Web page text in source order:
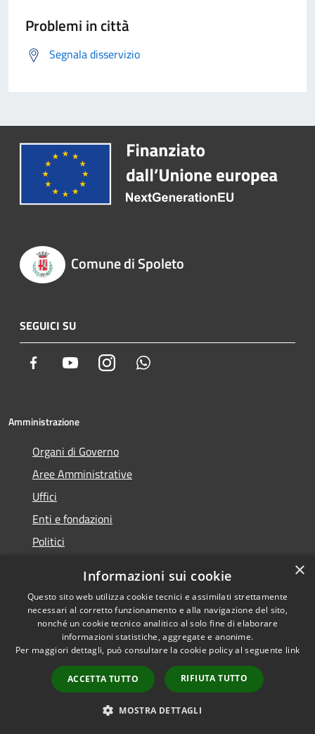
Problemi in città
Segnala disservizio
Comune di Spoleto
SEGUICI SU
Facebook YoutubeInstagram
Amministrazione
Organi di Governo
Aree Amministrative
Uffici
Enti e fondazioni
Politici
Documenti e dati
Categorie di Servizio
Anagrafe e stato civile
Cultura e tempo libero
×
Informazioni sui cookie
Questo sito web utilizza cookie tecnici e assimilati strettamente
necessari al corretto funzionamento e alla navigazione del sito,
nonché un cookie tecnico analitico al solo fine di elaborare
informazioni statistiche, aggregate e anonime.
Per maggiori dettagli, può consultare la cookie policy al seguente link
ACCETTA TUTTO RIFIUTA TUTTO
MOSTRA DETTAGLI